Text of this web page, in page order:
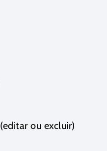
(editar ou excluir)